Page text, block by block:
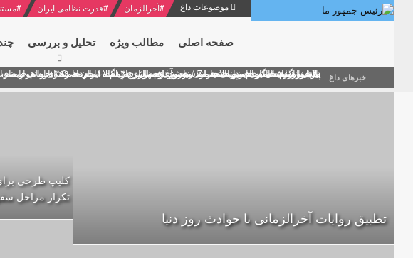
موضوعات داغ #آخرالزمان #قدرت نظامی ایران #
صفحه اصلی مطالب ویژه تحلیل و بررسی
خبرهای داغ منشور گفتمان امام و انقلاب - 7 /بخش دوم : شرح پیام ۱۰ خرداد ۱۳۶۹ امام خامنه ای/ فصل پنجم: حفظ عزّت و کرامت انقلابی
بازخوانی افشاگری سپهبد محمود منصور افسر ارشد اطلاعات مصر درباره هواپیمای
دلایل اهمیت سیزدهمین انتخابات ریاست جمهوری از نگاه امام خامنه ای
بیانات امام خامنه ای در سخنرانی نوروزی خطاب به ملت ایران + نکته خوانی و
پیام نوروزی امام خامنه ای به مناسبت آغاز سال ۱۴۰۰
تطبیق روایات آخرالزمانی با حوادث روز دنیا
کلیپ طرحی
تکرار مراحل